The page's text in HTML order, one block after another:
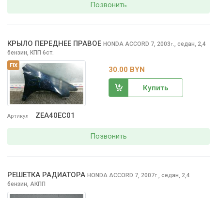
Позвонить
FIX
Артикул ZEA40EC01
КРЫЛО ПЕРЕДНЕЕ ПРАВОЕ HONDA ACCORD 7, 2003г.
седан, 2,4
бензин, КПП 6ст.
30.00 BYN
Купить
Позвонить
РЕШЕТКА РАДИАТОРА HONDA ACCORD 7, 2007г.
седан, 2,4
бензин, АКПП